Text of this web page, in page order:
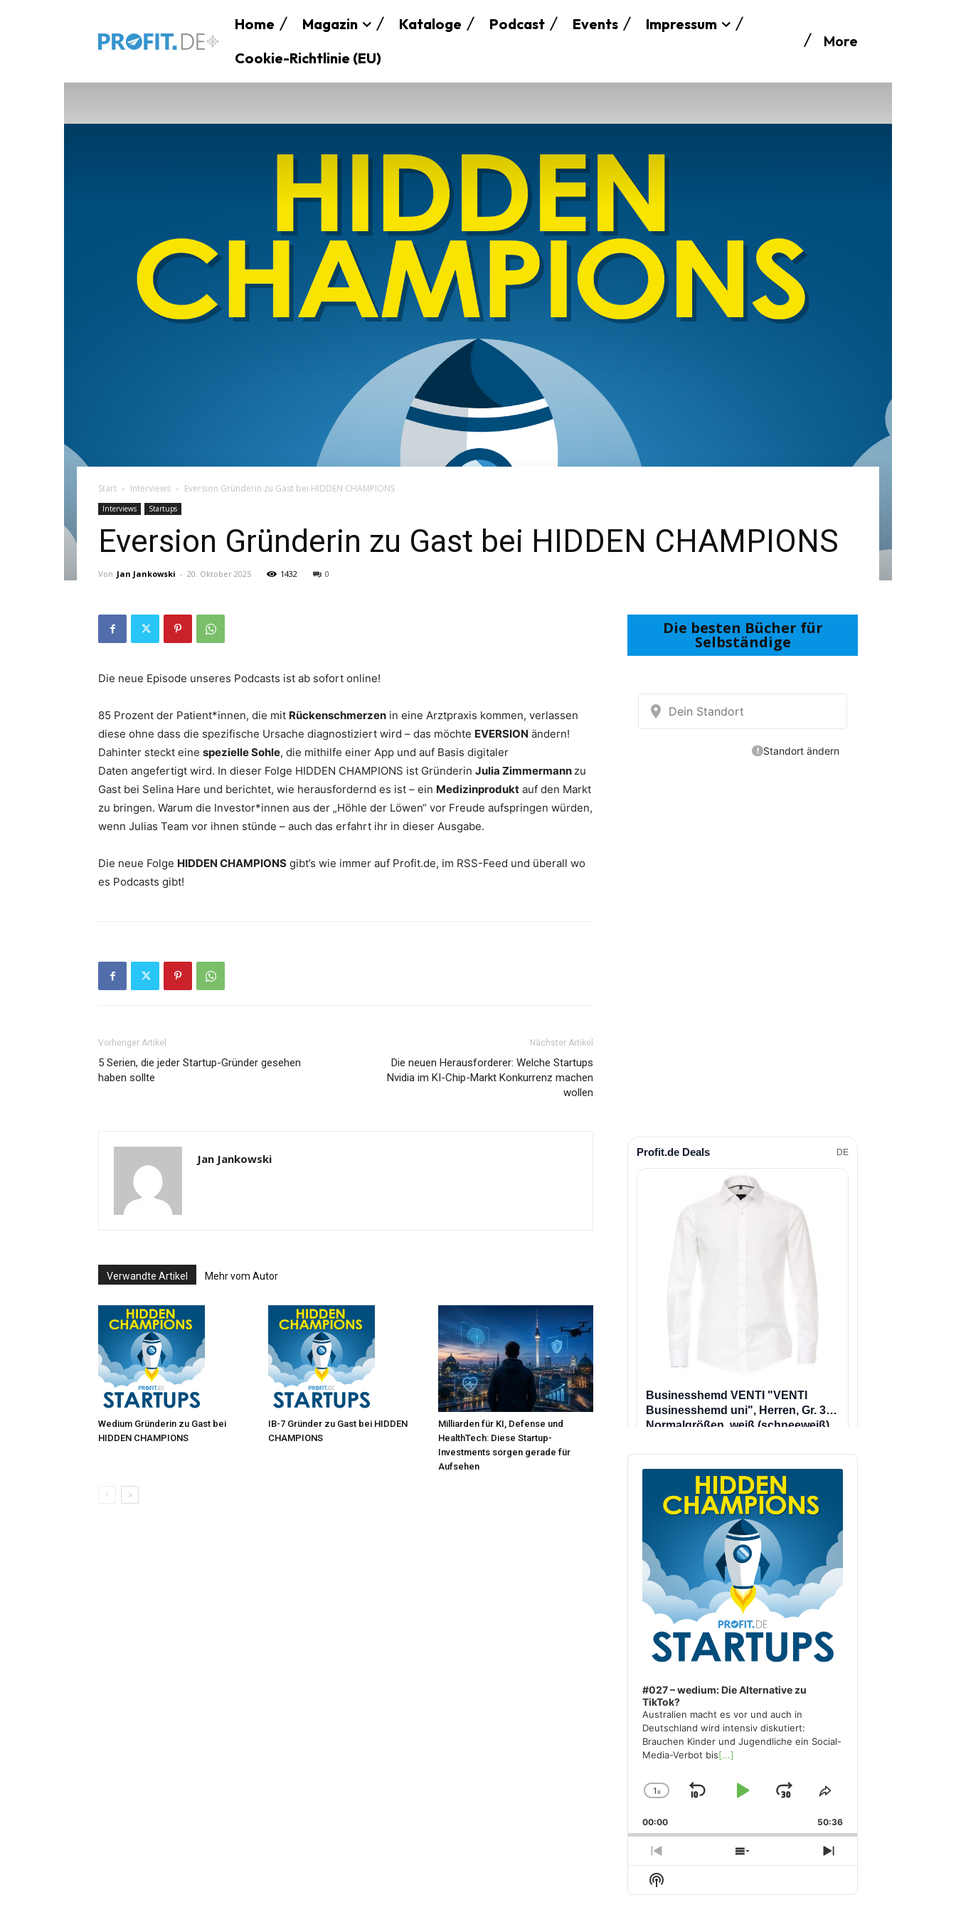
SEARCH...
Home Magazin Kataloge Podcast Events
Impressum
Cookie-Richtlinie (EU)
More
Start Interviews Eversion Gründerin zu Gast bei HIDDEN CHAMPIONS
Interviews Startups
Eversion Gründerin zu Gast bei HIDDEN CHAMPIONS
Von Jan Jankowski - 20. Oktober 2025 1432 0
Die neue Episode unseres Podcasts ist ab sofort online!
85 Prozent der Patient*innen, die mit Rückenschmerzen in eine Arztpraxis kommen, verlassen
diese ohne dass die spezifische Ursache diagnostiziert wird – das möchte EVERSION ändern!
Dahinter steckt eine spezielle Sohle, die mithilfe einer App und auf Basis digitaler
Daten angefertigt wird. In dieser Folge HIDDEN CHAMPIONS ist Gründerin Julia Zimmermann zu
Gast bei Selina Hare und berichtet, wie herausfordernd es ist – ein Medizinprodukt auf den Markt
zu bringen. Warum die Investor*innen aus der „Höhle der Löwen“ vor Freude aufspringen würden,
wenn Julias Team vor ihnen stünde – auch das erfahrt ihr in dieser Ausgabe.
Die neue Folge HIDDEN CHAMPIONS gibt’s wie immer auf Profit.de, im RSS-Feed und überall wo
es Podcasts gibt!
Vorheriger Artikel
5 Serien, die jeder Startup-Gründer gesehen
haben sollte
Nächster Artikel
Die neuen Herausforderer: Welche Startups
Nvidia im KI-Chip-Markt Konkurrenz machen
wollen
Jan Jankowski
Verwandte Artikel Mehr vom Autor
Wedium Gründerin zu Gast bei
HIDDEN CHAMPIONS
IB-7 Gründer zu Gast bei HIDDEN
CHAMPIONS
Milliarden für KI, Defense und
HealthTech: Diese Startup-
Investments sorgen gerade für
Aufsehen
Die besten Bücher für
Selbständige
Audio
Player
#027 – wedium: Die Alternative zu
TikTok?
Australien macht es vor und auch in
Deutschland wird intensiv diskutiert:
Brauchen Kinder und Jugendliche ein Social-
Media-Verbot bis[...]
Change
Rate
1x
Skip
PlayJump
Forward
Share
Episode
00:00 50:36
Previous
Episode
Show
Episodes
Next
Episode
Show
Podcast